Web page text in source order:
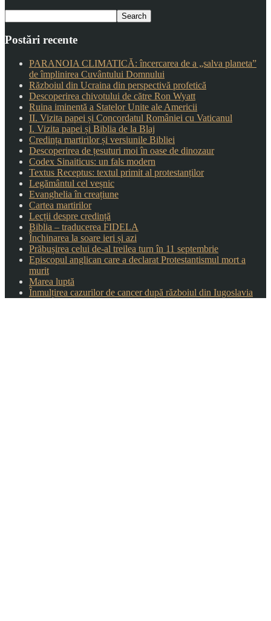
Postări recente
PARANOIA CLIMATICĂ: încercarea de a „salva planeta”
de împlinirea Cuvântului Domnului
Războiul din Ucraina din perspectivă profetică
Descoperirea chivotului de către Ron Wyatt
Ruina iminentă a Statelor Unite ale Americii
II. Vizita papei și Concordatul României cu Vaticanul
I. Vizita papei și Biblia de la Blaj
Credința martirilor și versiunile Bibliei
Descoperirea de țesuturi moi în oase de dinozaur
Codex Sinaiticus: un fals modern
Textus Receptus: textul primit al protestanților
Legământul cel veșnic
Evanghelia în creațiune
Cartea martirilor
Lecții despre credință
Biblia – traducerea FIDELA
Închinarea la soare ieri și azi
Prăbușirea celui de-al treilea turn în 11 septembrie
Episcopul anglican care a declarat Protestantismul mort a
murit
Marea luptă
Înmulțirea cazurilor de cancer după războiul din Iugoslavia